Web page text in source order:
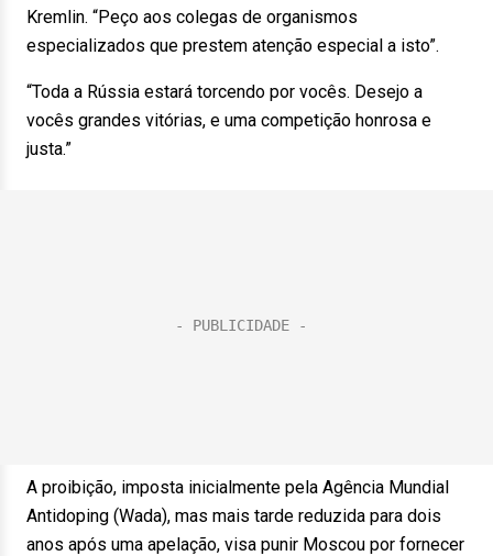
Kremlin. “Peço aos colegas de organismos
especializados que prestem atenção especial a isto”.
“Toda a Rússia estará torcendo por vocês. Desejo a
vocês grandes vitórias, e uma competição honrosa e
justa.”
A proibição, imposta inicialmente pela Agência Mundial
Antidoping (Wada), mas mais tarde reduzida para dois
anos após uma apelação, visa punir Moscou por fornecer